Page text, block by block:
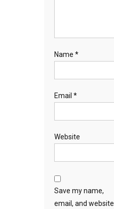
Name *
Email *
Website
Save my name,
email, and website